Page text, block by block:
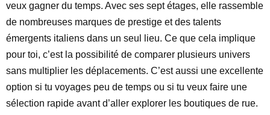
veux gagner du temps. Avec ses sept étages, elle rassemble
de nombreuses marques de prestige et des talents
émergents italiens dans un seul lieu. Ce que cela implique
pour toi, c’est la possibilité de comparer plusieurs univers
sans multiplier les déplacements. C’est aussi une excellente
option si tu voyages peu de temps ou si tu veux faire une
sélection rapide avant d’aller explorer les boutiques de rue.